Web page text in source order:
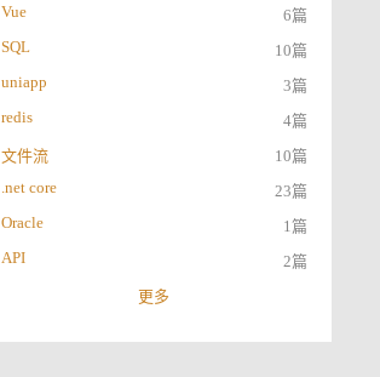
Vue
6篇
SQL
10篇
uniapp
3篇
redis
4篇
文件流
10篇
.net core
23篇
Oracle
1篇
API
2篇
更多